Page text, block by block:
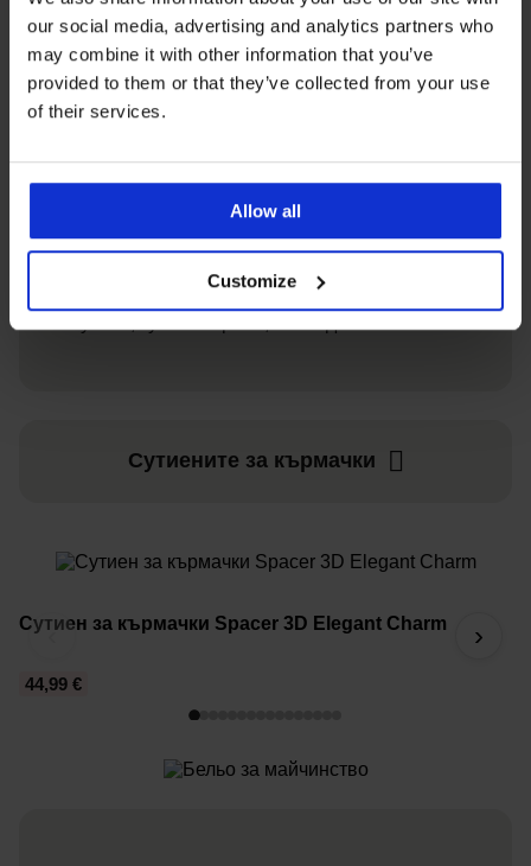
our social media, advertising and analytics partners who
may combine it with other information that you’ve
provided to them or that they’ve collected from your use
of their services.
Allow all
Customize
Сутиенът за кърмачки
или свалящи се чашки. Изберете сутиен за
кърмене не по-рано от 36-ата седмица на
бременността. Гърдите ви ще се напълнят с
мляко през последните няколко седмици от
Сутиените за кърмачки
‹
Сутиен за кърмачки Spacer 3D Elegant Charm
44,99 €
›